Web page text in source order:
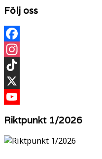
Följ oss
Facebook
Instagram
TikTok
X
Riktpunkt 1/2026